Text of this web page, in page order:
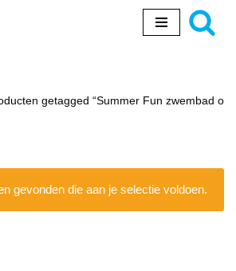
getagged “Summer Fun zwembad
gevonden die aan je selectie voldoen.